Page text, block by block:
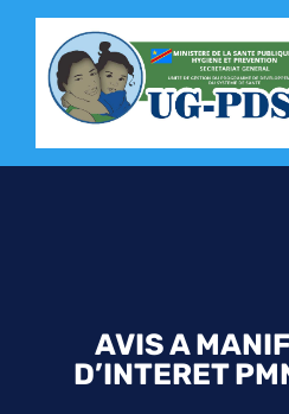
AVIS A
D’INTERET